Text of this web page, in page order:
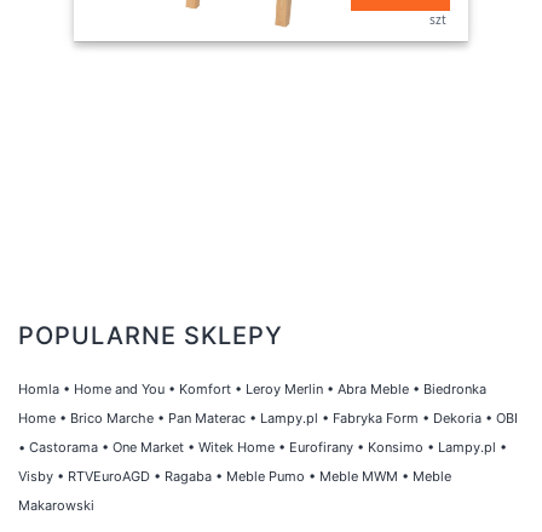
szt
POPULARNE SKLEPY
Homla • Home and You • Komfort • Leroy Merlin • Abra Meble • Biedronka
Home • Brico Marche • Pan Materac • Lampy.pl • Fabryka Form • Dekoria • OBI
• Castorama • One Market • Witek Home • Eurofirany • Konsimo • Lampy.pl •
Visby • RTVEuroAGD • Ragaba • Meble Pumo • Meble MWM • Meble
Makarowski